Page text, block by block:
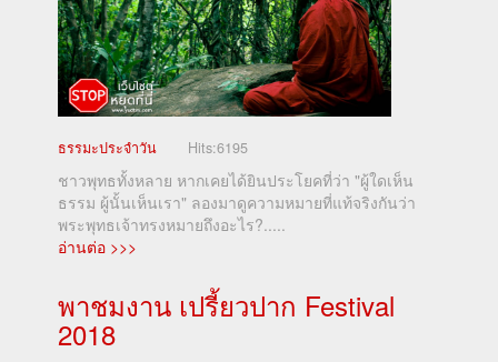
ธรรมะประจำวัน Hits:6195
ชาวพุทธทั้งหลาย หากเคยได้ยินประโยคที่ว่า "ผู้ใดเห็น
ธรรม ผู้นั้นเห็นเรา" ลองมาดูความหมายที่แท้จริงกันว่า
พระพุทธเจ้าทรงหมายถึงอะไร?.....
อ่านต่อ >>>
พาชมงาน เปรี้ยวปาก Festival
2018